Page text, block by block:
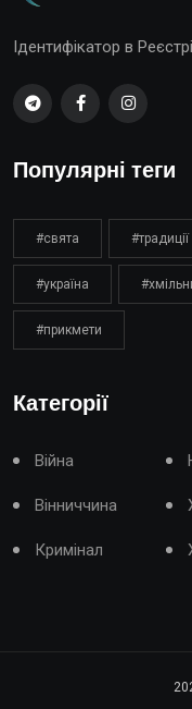
Ідентифікатор в
Популярні теги
#свята #традиції
#україна
#прикмети
Категорії
Війна
Вінниччина
Кримінал